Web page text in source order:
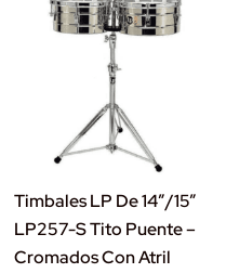
Timbales LP De 14”/15”
LP257-S Tito Puente –
Cromados Con Atril